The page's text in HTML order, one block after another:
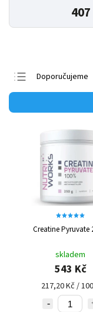
Doporučujeme
Nejlevnější
Nejdražší
Nejprodávanější
Abecedně
Creatine Pyruvate
skladem
543 Kč
217,20 Kč /